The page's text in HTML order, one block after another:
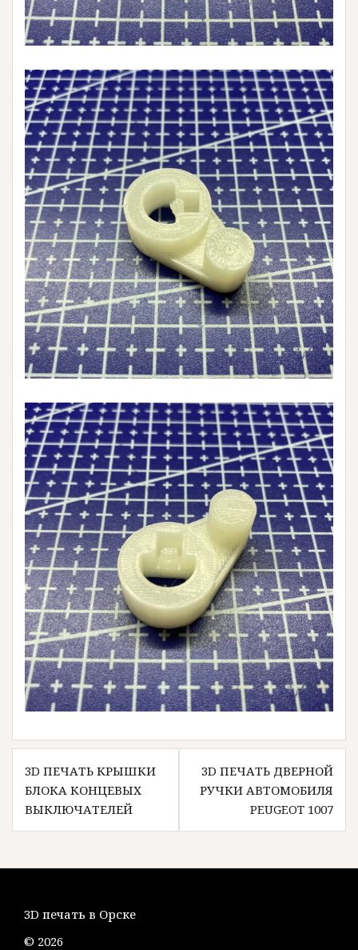
Навигация
по
записям
3D ПЕЧАТЬ КРЫШКИ
БЛОКА КОНЦЕВЫХ
ВЫКЛЮЧАТЕЛЕЙ
3D ПЕЧАТЬ ДВЕРНОЙ
РУЧКИ АВТОМОБИЛЯ
PEUGEOT 1007
3D печать в Орске
© 2026